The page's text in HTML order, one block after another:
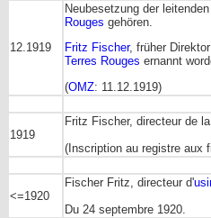
12.1919
Neubesetzung der
Rouges gehören.
Fritz Fischer, früher
Terres Rouges ernannt
(OMZ: 11.12.1919)
1919
Fritz Fischer, directeur de la
(Inscription au registre aux
<=1920
Fischer Fritz, directeur d'
Du 24 septembre 1920.